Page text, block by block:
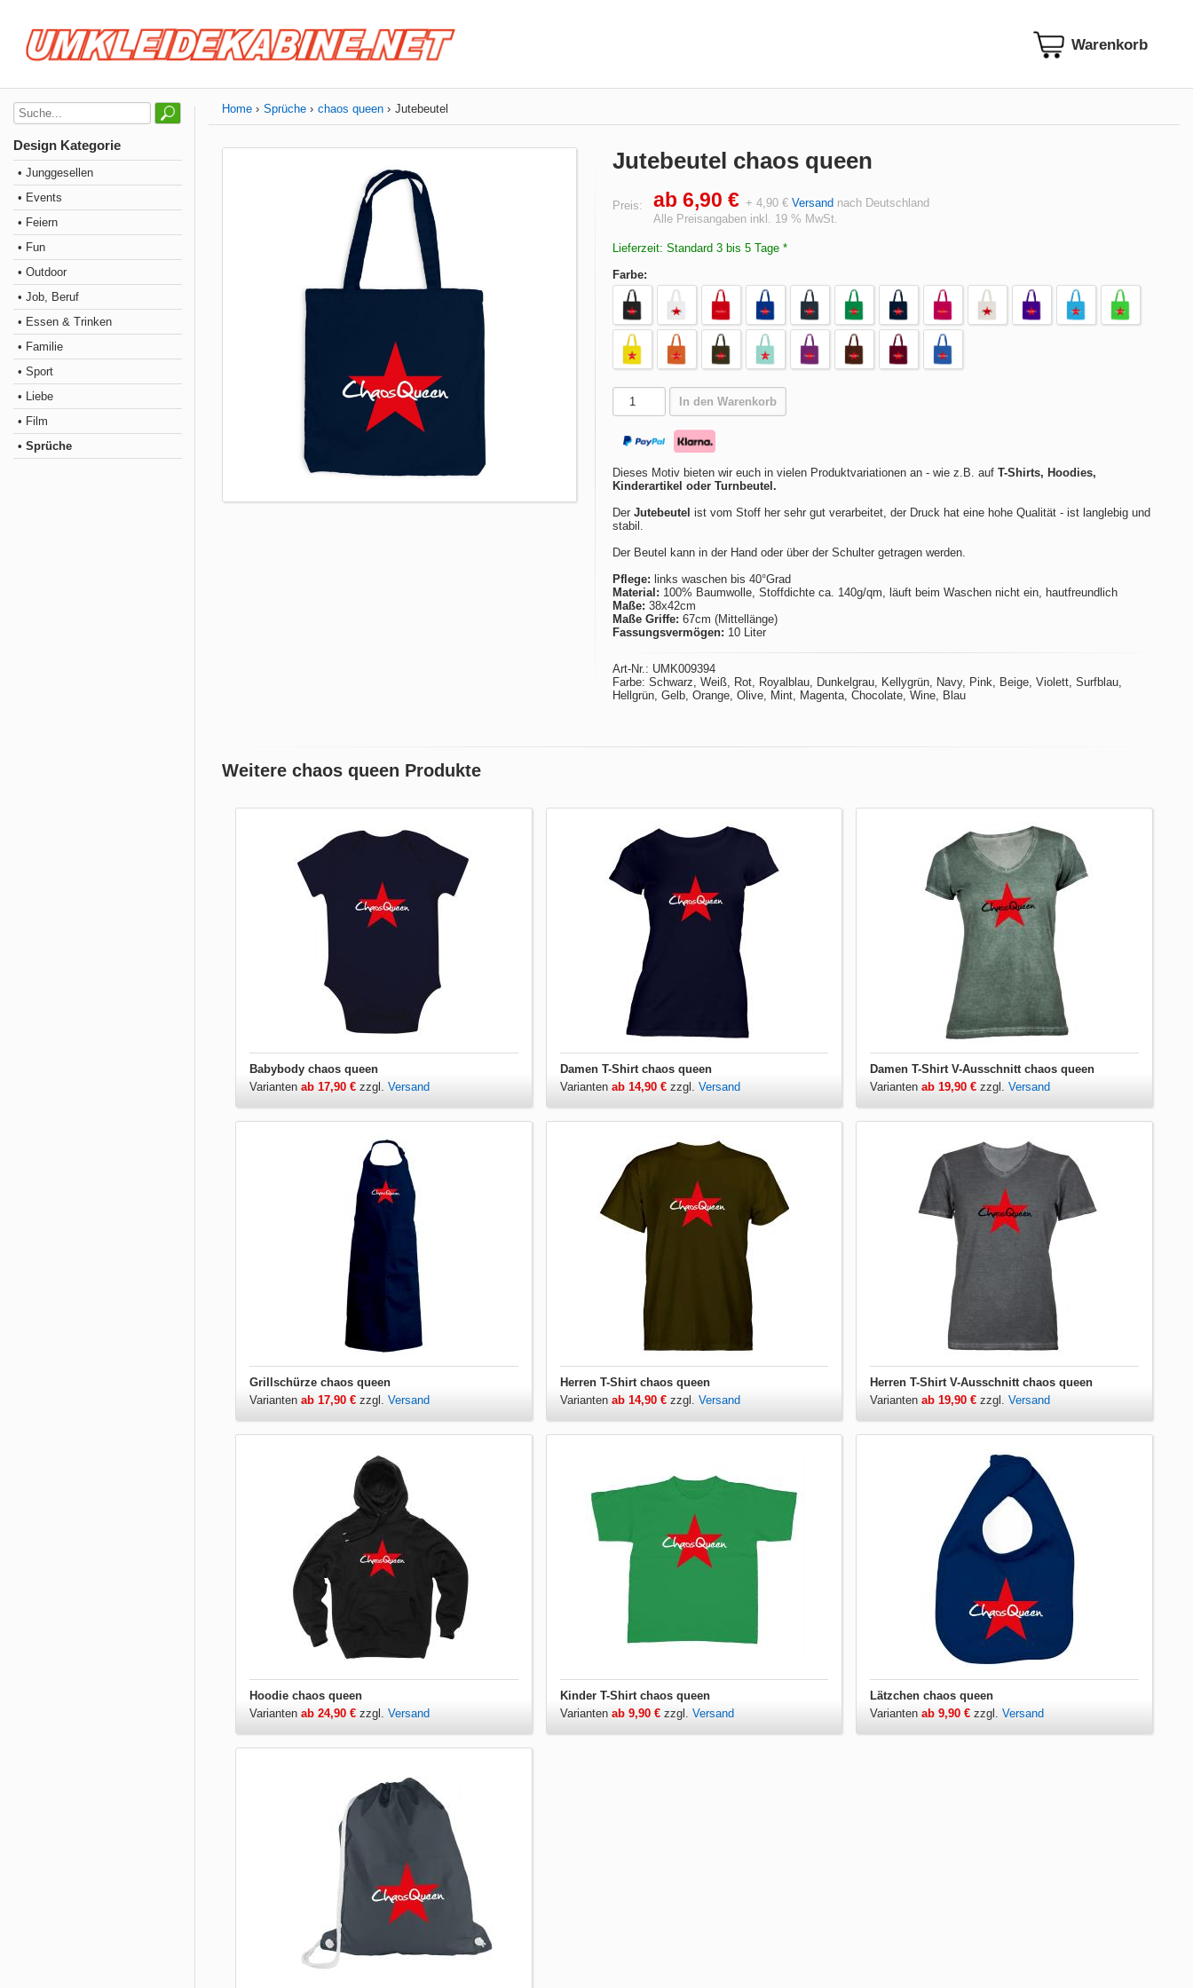
Design Kategorie
• Junggesellen
• Events
• Feiern
• Fun
• Outdoor
• Job, Beruf
• Essen & Trinken
• Familie
• Sport
• Liebe
• Film
• Sprüche
Home Sprüche chaos queen Jutebeutel
Jutebeutel chaos queen
Preis: ab 6,90 € + 4,90 € Versand nach Deutschland
Alle Preisangaben inkl. 19 % MwSt.
Lieferzeit: Standard 3 bis 5 Tage *
Farbe:
In den Warenkorb
Dieses Motiv bieten wir euch in vielen Produktvariationen an - wie z.B. auf T-Shirts, Hoodies,
Kinderartikel oder Turnbeutel.
Der Jutebeutel ist vom Stoff her sehr gut verarbeitet, der Druck hat eine hohe Qualität - ist langlebig und
stabil.
Der Beutel kann in der Hand oder über der Schulter getragen werden.
Pflege: links waschen bis 40°Grad
Material: 100% Baumwolle, Stoffdichte ca. 140g/qm, läuft beim Waschen nicht ein, hautfreundlich
Maße: 38x42cm
Maße Griffe: 67cm (Mittellänge)
Fassungsvermögen: 10 Liter
Art-Nr.: UMK009394
Farbe: Schwarz, Weiß, Rot, Royalblau, Dunkelgrau, Kellygrün, Navy, Pink, Beige, Violett, Surfblau,
Hellgrün, Gelb, Orange, Olive, Mint, Magenta, Chocolate, Wine, Blau
Weitere chaos queen Produkte
Babybody chaos queen
Varianten ab 17,90 € zzgl. Versand
Damen T-Shirt chaos queen
Varianten ab 14,90 €zzgl. Versand
Damen T-Shirt V-Ausschnitt chaos queen
Variantenab 19,90 € zzgl.Versand
Grillschürze chaos queen
Varianten ab 17,90 € zzgl. Versand
Herren T-Shirt chaos queen
Varianten ab 14,90 €zzgl. Versand
Herren T-Shirt V-Ausschnitt chaos queen
Variantenab 19,90 € zzgl.Versand
Hoodie chaos queen
Varianten ab 24,90 € zzgl. Versand
Kinder T-Shirt chaos queen
Varianten ab 9,90 €zzgl. Versand
Lätzchen chaos queen
Variantenab 9,90 € zzgl.Versand